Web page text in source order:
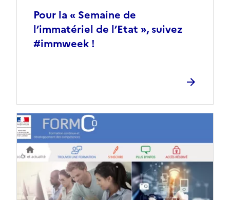
Pour la « Semaine de
l’immatériel de l’Etat », suivez
#immweek !